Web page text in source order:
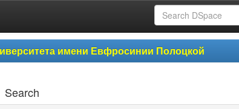
имени Евфросинии Полоцкой
Search